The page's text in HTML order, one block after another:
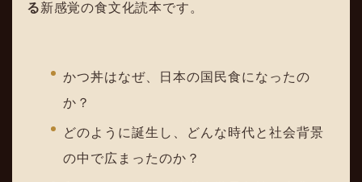
る新感覚の食文化読本です。
かつ丼はなぜ、日本の国民食になったの
か？
どのように誕生し、どんな時代と社会背景
の中で広まったのか？